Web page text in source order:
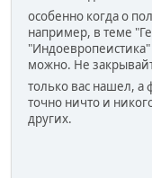
особенно когда о
например, в теме
можно. Не
только вас нашел, а
точно ничто и
других.